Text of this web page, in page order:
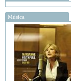
Música